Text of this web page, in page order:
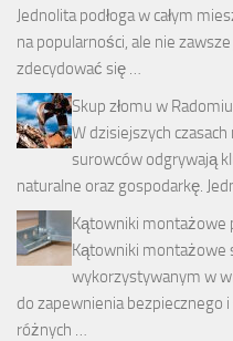
Jednolita podłoga w całym
na popularności, ale nie
zdecydować się …
Skup złomu w Radomiu
W dzisiejszych
surowców odgrywają
naturalne oraz gospodarkę.
Kątowniki montażowe
Kątowniki montażowe
wykorzystywanym w
do zapewnienia bezpiecznego
różnych …